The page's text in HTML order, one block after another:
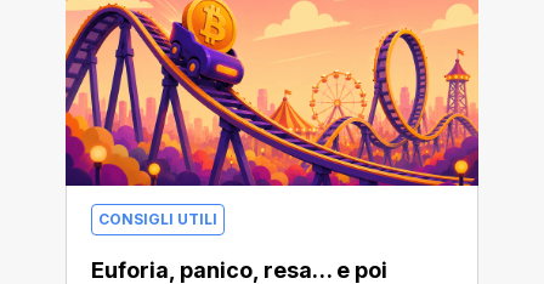
CONSIGLI UTILI
Euforia, panico, resa… e poi